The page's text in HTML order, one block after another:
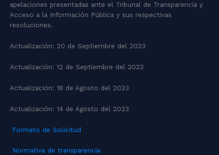
apelaciones presentadas ante el Tribunal de Transparencia y
Acceso a la Información Pública y sus respectivas
resoluciones.
Actualización: 20 de Septiembre del 2023
Actualización: 12 de Septiembre del 2023
Actualización: 18 de Agosto del 2023
Actualización: 14 de Agosto del 2023
Formato de Solicitud
Normativa de transparencia